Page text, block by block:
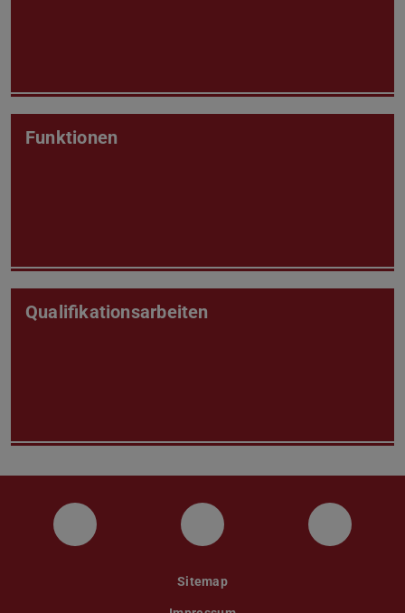
Funktionen
Qualifikationsarbeiten
Facebook Instagram Twitter
Sitemap